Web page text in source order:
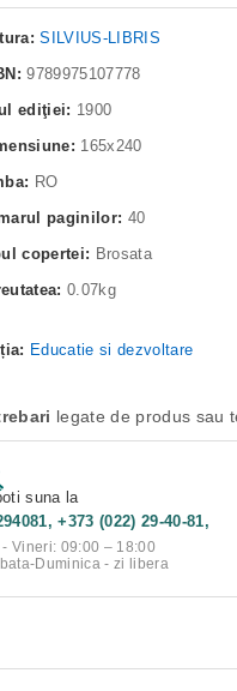
SILVIUS-LIBRIS
9789975107778
ediţiei: 1900
165x240
RO
paginilor: 40
copertei: Brosata
0.07kg
Educatie si dezvoltare
legate de produs sau
suna la
+373 (022) 29-40-81,
- Vineri: 09:00 – 18:00
Duminica - zi libera